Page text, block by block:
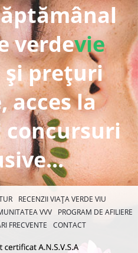
verdevie
prețuri
acces la
concursuri
RECENZII VIAȚA VERDE VIU
VVV
PROGRAM DE AFILIERE
FRECVENTE CONTACT